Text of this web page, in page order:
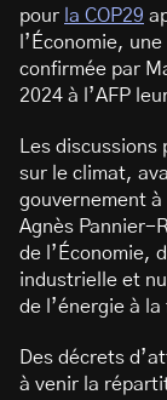
pour la COP29
l’Économie,
confirmée par
2024 à l’AFP
Les
sur le climat,
gouvernement
Agnès Pannier-
de l’Économie,
industrielle et
de l’énergie à
Des décrets
à venir la